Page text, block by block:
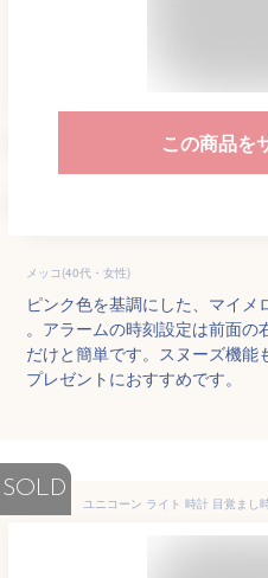
この商品を
メッコ(40代・女性)
ピンク色を基調にした、マイ
。アラームの時刻設定は前面
だけと簡単です。スヌーズ機
プレゼントにおすすめです。
SOLD